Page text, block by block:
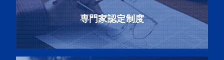
専門家認定制度